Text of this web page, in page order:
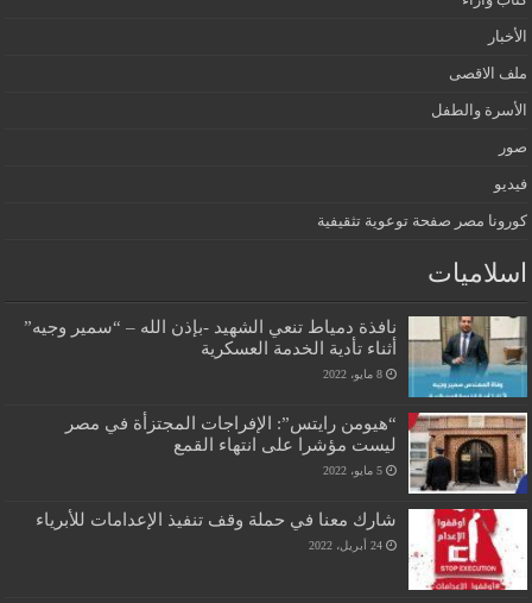
الأخبار
ملف الاقصى
الأسرة والطفل
صور
فيديو
كورونا مصر صفحة توعوية تثقيفية
اسلاميات
نافذة دمياط تنعي الشهيد -بإذن الله – “سمير وجيه”
أثناء تأدية الخدمة العسكرية
8 مايو، 2022
“هيومن رايتس”: الإفراجات المجتزأة في مصر
ليست مؤشرا على انتهاء القمع
5 مايو، 2022
شارك معنا في حملة وقف تنفيذ الإعدامات للأبرياء
24 أبريل، 2022